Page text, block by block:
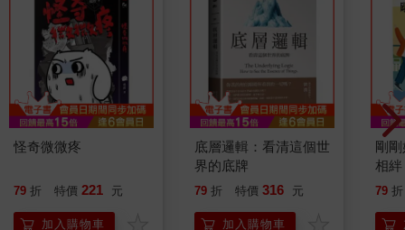
怪奇微微疼
79 折 特價 221 元
加入購物車
底層邏輯：看清這個世
界的底牌
79 折 特價 316 元
加入購物車
剛
相
要
79 折